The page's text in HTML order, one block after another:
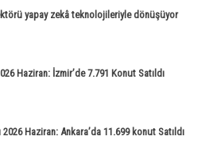
yapay zekâ teknolojileriyle dönüşüyor
Haziran: İzmir’de 7.791 Konut Satıldı
Haziran: Ankara’da 11.699 konut Satıldı